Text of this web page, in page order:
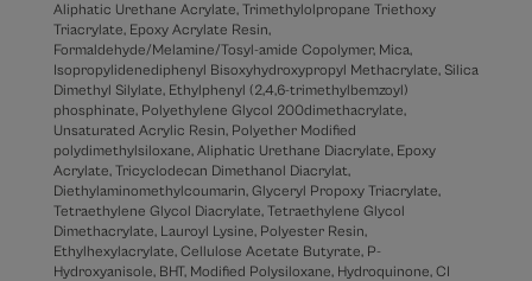
Aliphatic Urethane Acrylate, Trimethylolpropane Triethoxy
Triacrylate, Epoxy Acrylate Resin,
Formaldehyde/Melamine/Tosyl-amide Copolymer, Mica,
Isopropylidenediphenyl Bisoxyhydroxypropyl Methacrylate, Silica
Dimethyl Silylate, Ethylphenyl (2,4,6-trimethylbemzoyl)
phosphinate, Polyethylene Glycol 200dimethacrylate,
Unsaturated Acrylic Resin, Polyether Modified
polydimethylsiloxane, Aliphatic Urethane Diacrylate, Epoxy
Acrylate, Tricyclodecan Dimethanol Diacrylat,
Diethylaminomethylcoumarin, Glyceryl Propoxy Triacrylate,
Tetraethylene Glycol Diacrylate, Tetraethylene Glycol
Dimethacrylate, Lauroyl Lysine, Polyester Resin,
Ethylhexylacrylate, Cellulose Acetate Butyrate, P-
Hydroxyanisole, BHT, Modified Polysiloxane, Hydroquinone, CI